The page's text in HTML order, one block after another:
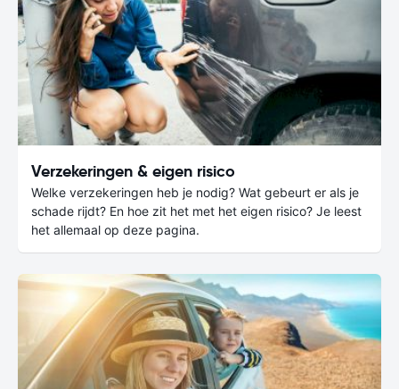
Verzekeringen & eigen risico
Welke verzekeringen heb je nodig? Wat gebeurt er als je
schade rijdt? En hoe zit het met het eigen risico? Je leest
het allemaal op deze pagina.